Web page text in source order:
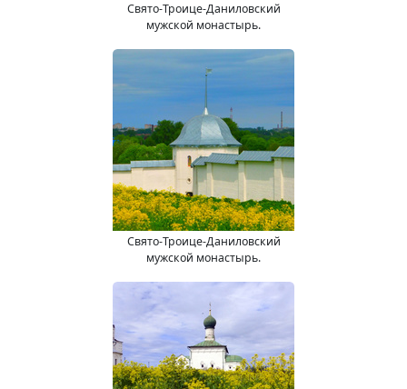
Свято-Троице-Даниловский
мужской монастырь.
Свято-Троице-Даниловский
мужской монастырь.